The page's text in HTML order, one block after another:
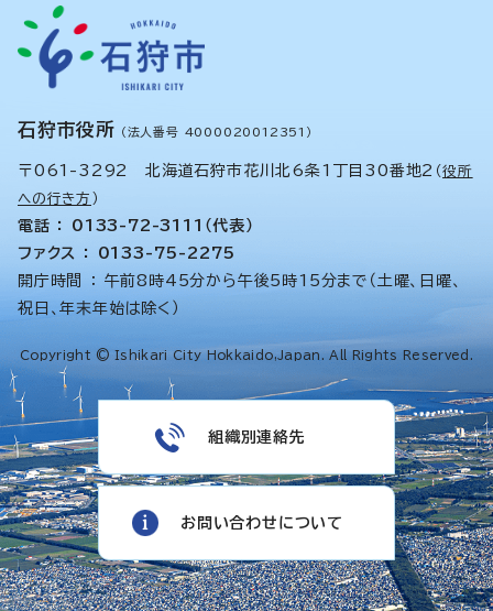
石狩市役所 （法人番号 4000020012351）
〒061-3292 北海道石狩市花川北6条1丁目30番地2 （役所
への行き方 ）
電話 ： 0133-72-3111（代表）
ファクス ： 0133-75-2275
開庁時間 ： 午前8時45分から午後5時15分まで（土曜、日曜、
祝日、年末年始は除く）
Copyright © Ishikari City Hokkaido,Japan. All Rights Reserved.
組織別連絡先
お問い合わせについて